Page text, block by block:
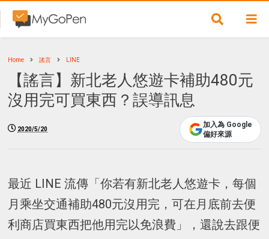
Home 謠言 LINE
【謠言】新北老人悠遊卡補助480元
沒用完可買東西？誤導訊息
2020/5/20
加入為 Google
偏好來源
最近 LINE 流傳「你若有新北老人悠遊卡，每個
月乘坐交通補助480元沒用完，可在月底前去便
利商店買東西把他用完以免浪費」，還說去跟便